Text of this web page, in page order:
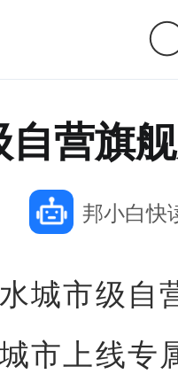
营旗
邦小白快
城市级自
市上线专